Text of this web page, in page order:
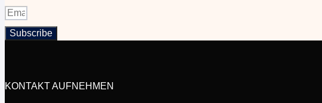
Subscribe
KONTAKT AUFNEHMEN